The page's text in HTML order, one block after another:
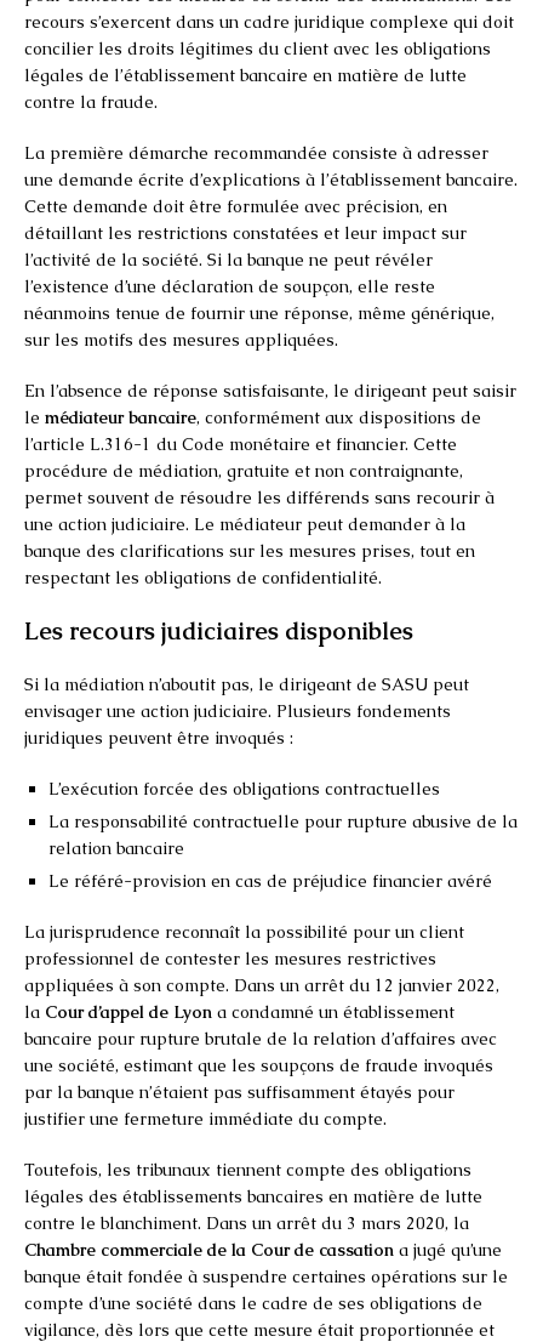
recours s’exercent dans un cadre juridique complexe qui doit
concilier les droits légitimes du client avec les obligations
légales de l’établissement bancaire en matière de lutte
contre la fraude.
La première démarche recommandée consiste à adresser
une demande écrite d’explications à l’établissement bancaire.
Cette demande doit être formulée avec précision, en
détaillant les restrictions constatées et leur impact sur
l’activité de la société. Si la banque ne peut révéler
l’existence d’une déclaration de soupçon, elle reste
néanmoins tenue de fournir une réponse, même générique,
sur les motifs des mesures appliquées.
En l’absence de réponse satisfaisante, le dirigeant peut saisir
le médiateur bancaire, conformément aux dispositions de
l’article L.316-1 du Code monétaire et financier. Cette
procédure de médiation, gratuite et non contraignante,
permet souvent de résoudre les différends sans recourir à
une action judiciaire. Le médiateur peut demander à la
banque des clarifications sur les mesures prises, tout en
respectant les obligations de confidentialité.
Les recours judiciaires disponibles
Si la médiation n’aboutit pas, le dirigeant de SASU peut
envisager une action judiciaire. Plusieurs fondements
juridiques peuvent être invoqués :
L’exécution forcée des obligations contractuelles
La responsabilité contractuelle pour rupture abusive de la
relation bancaire
Le référé-provision en cas de préjudice financier avéré
La jurisprudence reconnaît la possibilité pour un client
professionnel de contester les mesures restrictives
appliquées à son compte. Dans un arrêt du 12 janvier 2022,
la Cour d’appel de Lyon a condamné un établissement
bancaire pour rupture brutale de la relation d’affaires avec
une société, estimant que les soupçons de fraude invoqués
par la banque n’étaient pas suffisamment étayés pour
justifier une fermeture immédiate du compte.
Toutefois, les tribunaux tiennent compte des obligations
légales des établissements bancaires en matière de lutte
contre le blanchiment. Dans un arrêt du 3 mars 2020, la
Chambre commerciale de la Cour de cassation a jugé qu’une
banque était fondée à suspendre certaines opérations sur le
compte d’une société dans le cadre de ses obligations de
vigilance, dès lors que cette mesure était proportionnée et